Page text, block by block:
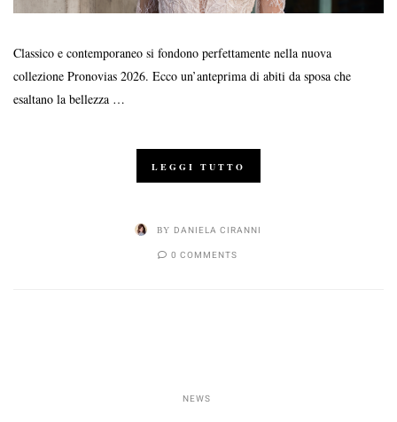
Classico e contemporaneo si fondono perfettamente nella nuova
collezione Pronovias 2026. Ecco un’anteprima di abiti da sposa che
esaltano la bellezza …
LEGGI TUTTO
BY DANIELA CIRANNI
0 COMMENTS
NEWS